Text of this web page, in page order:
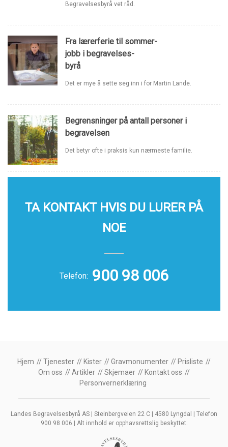
Begravelsesbyrå vet råd.
Fra lærerferie til sommer-
jobb i begravelses-
byrå
Det er mye å sette seg inn i for Martin Lande.
Begrensninger på antall personer i
begravelsen
Det betyr ofte i praksis kun nærmeste familie.
TA KONTAKT HVIS DU LURER PÅ
NOE
Telefon: 900 98 006
Hjem Tjenester Kister Gravmonumenter
Prisliste
Om oss
Artikler Skjemaer
Kontakt oss
Personvernerklæring
Landes Begravelsesbyrå AS | Steinbergveien 22 C | 4580 Lyngdal | Telefon
900 98 006 | Alt innhold er opphavsrettslig beskyttet.